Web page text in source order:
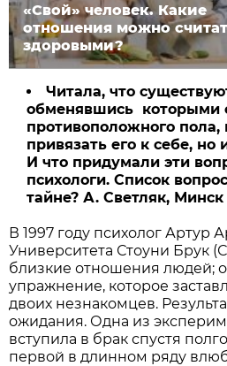
«Свой» человек. Какие
отношения можно
здоровыми?
Читала, что
обменявшись которыми
противоположного
привязать его к себе, но
И что придумали эти
психологи. Список
тайне? А. Светляк, Минск
В 1997 году психолог Артур
Университета Стоуни Брук
близкие отношения людей;
упражнение, которое
двоих незнакомцев.
ожидания. Одна из
вступила в брак спустя
первой в длинном ряду